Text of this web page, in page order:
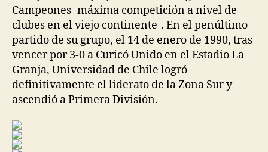
Campeones -máxima competición a nivel de
clubes en el viejo continente-. En el penúltimo
partido de su grupo, el 14 de enero de 1990, tras
vencer por 3-0 a Curicó Unido en el Estadio La
Granja, Universidad de Chile logró
definitivamente el liderato de la Zona Sur y
ascendió a Primera División.